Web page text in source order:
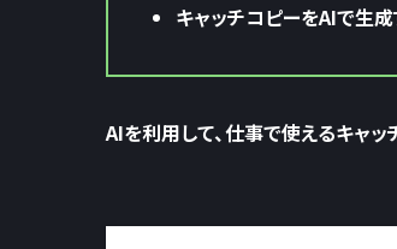
キャッチコピーをAIで生成
AIを利用して、仕事で使えるキャッ